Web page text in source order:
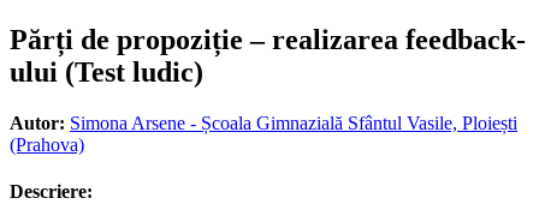
Părți de propoziție – realizarea feedback-
ului (Test ludic)
Autor: Simona Arsene - Școala Gimnazială Sfântul Vasile, Ploiești
(Prahova)
Descriere: